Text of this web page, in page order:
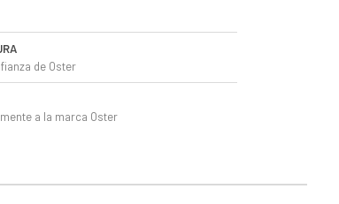
de Oster
a la marca Oster